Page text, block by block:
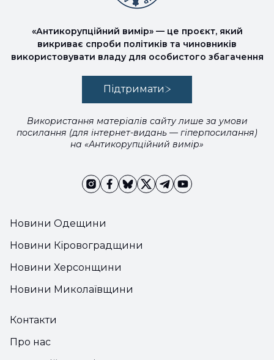
Новини Одещини
Новини Кіровоградщини
Новини Херсонщини
Новини Миколаївщини
«Антикорупційний вимір» — це проєкт, який
викриває спроби політиків та чиновників
використовувати владу для особистого збагачення
Підтримати
Використання матеріалів сайту лише за умови
посилання (для інтернет-видань — гіперпосилання)
на «Антикорупційний вимір»
Контакти
Про нас